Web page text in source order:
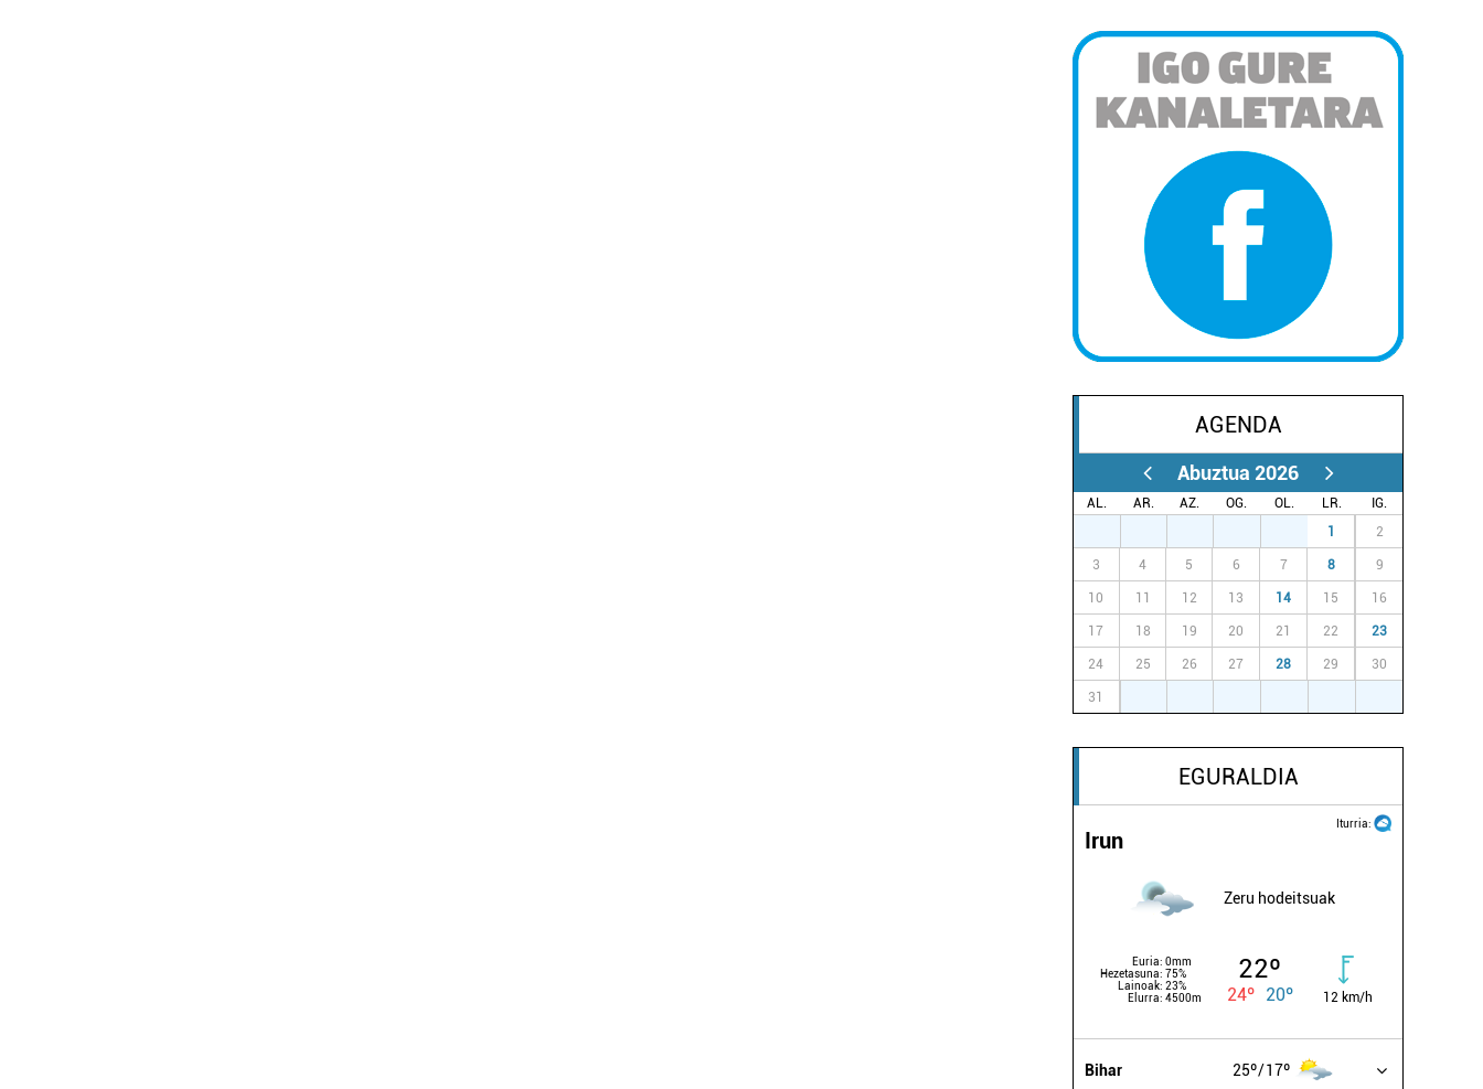
AGENDA
Abuztua 2026
AL. AR. AZ. OG. OL. LR.
IG.
1 2
3 4 5 6 7 8 9
10 11 12 13 14 15 16
17 18 19 20 21 22 23
24 25 26 27 28 29 30
31
EGURALDIA
Iturria:
Irun
Zeru hodeitsuak
Euria: 0mm
Hezetasuna: 75%
Lainoak: 23%
Elurra: 4500m
22º
24º 20º 12 km/h
Bihar 25º 17º